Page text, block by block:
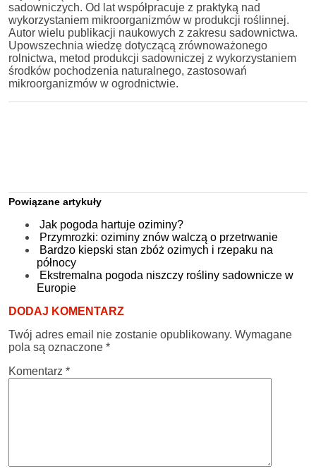
sadowniczych. Od lat współpracuje z praktyką nad
wykorzystaniem mikroorganizmów w produkcji roślinnej.
Autor wielu publikacji naukowych z zakresu sadownictwa.
Upowszechnia wiedzę dotyczącą zrównoważonego
rolnictwa, metod produkcji sadowniczej z wykorzystaniem
środków pochodzenia naturalnego, zastosowań
mikroorganizmów w ogrodnictwie.
Powiązane artykuły
Jak pogoda hartuje oziminy?
Przymrozki: oziminy znów walczą o przetrwanie
Bardzo kiepski stan zbóż ozimych i rzepaku na
północy
Ekstremalna pogoda niszczy rośliny sadownicze w
Europie
DODAJ KOMENTARZ
Twój adres email nie zostanie opublikowany. Wymagane
pola są oznaczone *
Komentarz *